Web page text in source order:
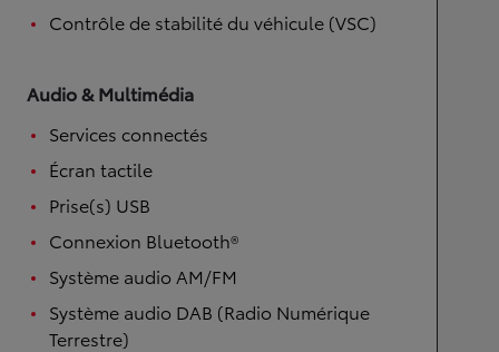
Contrôle de stabilité du véhicule (VSC)
Audio & Multimédia
Services connectés
Écran tactile
Prise(s) USB
Connexion Bluetooth®
Système audio AM/FM
Système audio DAB (Radio Numérique
Terrestre)